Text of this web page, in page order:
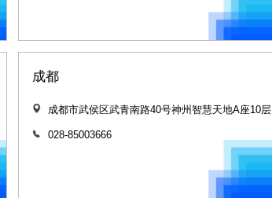
成都
成都市武侯区武青南路40号神州智慧天地A座10层
028-85003666